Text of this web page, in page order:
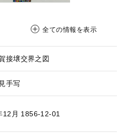
全ての情報を表示
接壌交界之図
手写
12月 1856-12-01